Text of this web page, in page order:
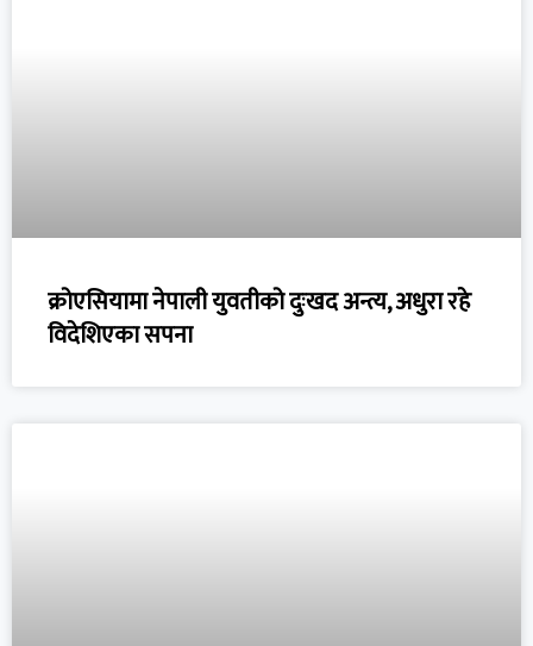
क्रोएसियामा नेपाली युवतीको दुःखद अन्त्य, अधुरा रहे
विदेशिएका सपना